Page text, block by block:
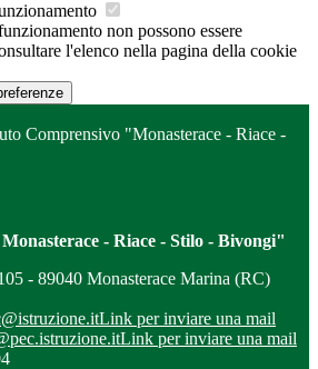
non possono essere
l'elenco nella pagina della cookie
Comprensivo "Monasterace - Riace -
- Riace - Stilo - Bivongi"
- 89040 Monasterace Marina (RC)
Link per inviare una mail
Link per inviare una mail